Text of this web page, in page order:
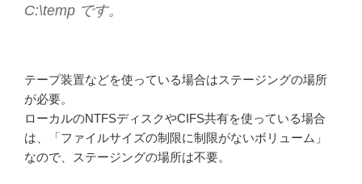
C:\temp です。
テープ装置などを使っている場合はステージングの場所
が必要。
ローカルのNTFSディスクやCIFS共有を使っている場合
は、「ファイルサイズの制限に制限がないボリューム」
なので、ステージングの場所は不要。